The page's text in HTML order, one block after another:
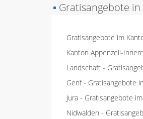
▪ Gratisangebote
Gratisangebote im
Kanton Appenzell-
Landschaft -
Genf- Gratisangebote
Jura - Gratisangebote
Nidwalden -